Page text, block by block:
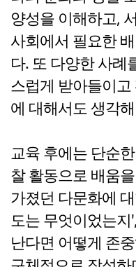
양성을 이해하고,
사회에서 필요한
다. 또 다양한 사례
스럽게 받아들이
에 대해서도 생각
교육 후에는 단순
찰 활동으로 배움
가졌던 다문화에
도는 무엇이었는
난다면 어떻게 존